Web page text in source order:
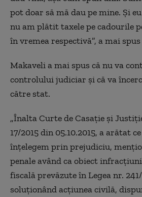
pot doar să mă dau pe mine. Și
nu am plătit taxele pe cadourile
în vremea respectivă”, a mai spus
Makaveli a mai spus că nu va
controlului judiciar și că va
către stat.
„Înalta Curte de Casaţie şi
17/2015 din 05.10.2015, a arătat
înţelegem prin prejudiciu,
penale având ca obiect
fiscală prevăzute în Legea nr.
soluţionând acţiunea civilă,